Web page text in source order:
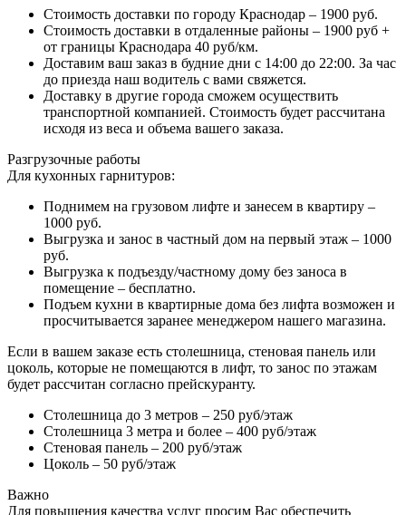
Стоимость доставки по городу Краснодар – 1900 руб.
Стоимость доставки в отдаленные районы – 1900 руб +
от границы Краснодара 40 руб/км.
Доставим ваш заказ в будние дни с 14:00 до 22:00. За час
до приезда наш водитель с вами свяжется.
Доставку в другие города сможем осуществить
транспортной компанией. Стоимость будет рассчитана
исходя из веса и объема вашего заказа.
Разгрузочные работы
Для кухонных гарнитуров:
Поднимем на грузовом лифте и занесем в квартиру –
1000 руб.
Выгрузка и занос в частный дом на первый этаж – 1000
руб.
Выгрузка к подъезду/частному дому без заноса в
помещение – бесплатно.
Подъем кухни в квартирные дома без лифта возможен и
просчитывается заранее менеджером нашего магазина.
Если в вашем заказе есть столешница, стеновая панель или
цоколь, которые не помещаются в лифт, то занос по этажам
будет рассчитан согласно прейскуранту.
Столешница до 3 метров – 250 руб/этаж
Столешница 3 метра и более – 400 руб/этаж
Стеновая панель – 200 руб/этаж
Цоколь – 50 руб/этаж
Важно
Для повышения качества услуг просим Вас обеспечить